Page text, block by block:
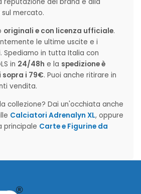
mercato.
originali e con licenza ufficiale.
le ultime uscite e i
Spediamo in tutta Italia con
in 24/48h e la spedizione è
i 79€. Puoi anche ritirare in
vendita.
collezione? Dai un'occhiata anche
Calciatori Adrenalyn XL, oppure
principale Carte e Figurine da